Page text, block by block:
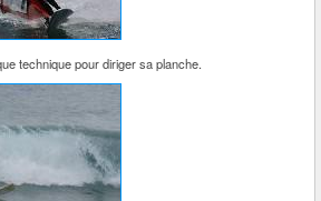
technique pour diriger sa planche.